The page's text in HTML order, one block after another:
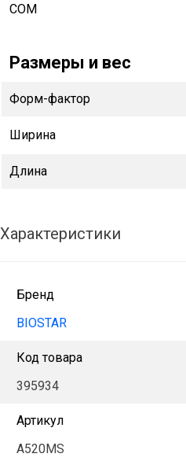
COM
Размеры и вес
Форм-фактор
Ширина
Длина
Характеристики
Бренд
BIOSTAR
Код товара
395934
Артикул
A520MS